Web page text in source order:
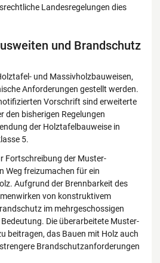
Landesregelungen dies
und Brandschutz
und Massivholzbauweisen,
Anforderungen gestellt werden.
Vorschrift sind erweiterte
den bisherigen Regelungen
der Holztafelbauweise in
5.
Fortschreibung der Muster-
Weg freizumachen für ein
Aufgrund der Brennbarkeit des
von konstruktivem
im mehrgeschossigen
Die überarbeitete Muster-
beitragen, das Bauen mit Holz auch
Brandschutzanforderungen